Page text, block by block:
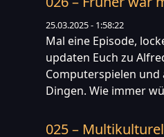
25.03.2025 - 1:58:22
Mal eine Episode,
updaten Euch zu
Computerspielen
Dingen. Wie immer
025 –